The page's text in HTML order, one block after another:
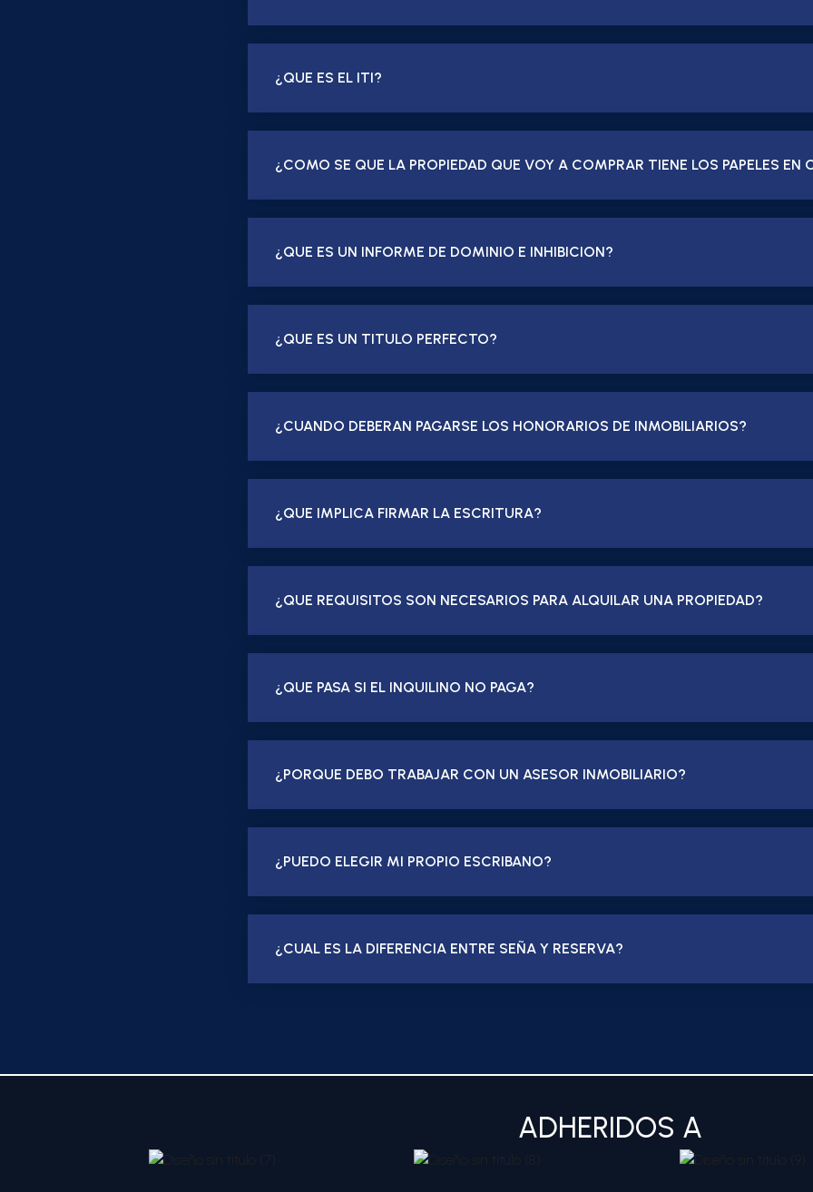
¿QUE ES EL ITI?
¿COMO SE QUE LA PROPIEDAD QUE VOY A COMPRAR TIENE LOS PAPELES EN
¿QUE ES UN INFORME DE DOMINIO E INHIBICION?
¿QUE ES UN TITULO PERFECTO?
¿CUANDO DEBERAN PAGARSE LOS HONORARIOS DE INMOBILIARIOS?
¿QUE IMPLICA FIRMAR LA ESCRITURA?
¿QUE REQUISITOS SON NECESARIOS PARA ALQUILAR UNA PROPIEDAD?
¿QUE PASA SI EL INQUILINO NO PAGA?
¿PORQUE DEBO TRABAJAR CON UN ASESOR INMOBILIARIO?
¿PUEDO ELEGIR MI PROPIO ESCRIBANO?
¿CUAL ES LA DIFERENCIA ENTRE SEÑA Y RESERVA?
ADHERIDOS A